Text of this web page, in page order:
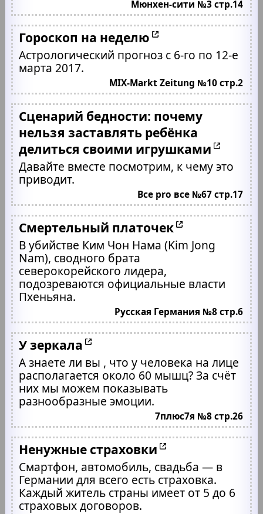
Мюнхен-сити №3 стр.14
Гороскоп на неделю
Астрологический прогноз с 6-го по 12-е
марта 2017.
MIX-Markt Zeitung №10 стр.2
Сценарий бедности: почему
нельзя заставлять ребёнка
делиться своими игрушками
Давайте вместе посмотрим, к чему это
приводит.
Все pro все №67 стр.17
Смертельный платочек
В убийстве Ким Чон Нама (Kim Jong
Nam), сводного брата
северокорейского лидера,
подозреваются официальные власти
Пхеньяна.
Русская Германия №8 стр.6
У зеркала
А знаете ли вы , что у человека на лице
располагается около 60 мышц? За счёт
них мы можем показывать
разнообразные эмоции.
7плюс7я №8 стр.26
Ненужные страховки
Смартфон, автомобиль, свадьба — в
Германии для всего есть страховка.
Каждый житель страны имеет от 5 до 6
страховых договоров.